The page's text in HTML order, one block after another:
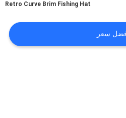
Retro Curve Brim Fishing Hat
سعر